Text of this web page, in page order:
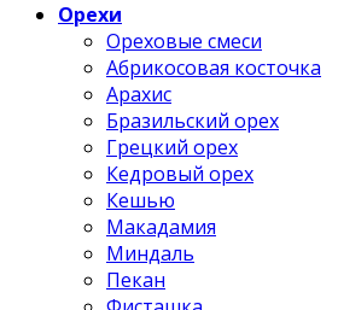
Орехи
Ореховые смеси
Абрикосовая косточка
Арахис
Бразильский орех
Грецкий орех
Кедровый орех
Кешью
Макадамия
Миндаль
Пекан